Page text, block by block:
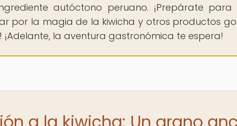
autóctono peruano. ¡Prepárate
por la magia de la kiwicha y otros productos
la aventura gastronómica te espera!